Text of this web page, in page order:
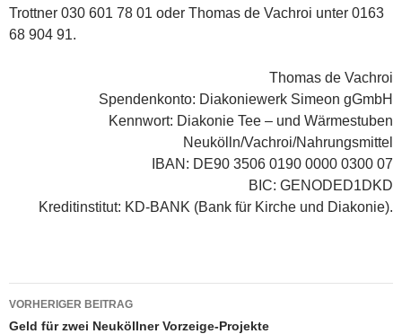
Trottner 030 601 78 01 oder Thomas de Vachroi unter 0163
68 904 91.
Thomas de Vachroi
Spendenkonto: Diakoniewerk Simeon gGmbH
Kennwort: Diakonie Tee – und Wärmestuben
Neukölln/Vachroi/Nahrungsmittel
IBAN: DE90 3506 0190 0000 0300 07
BIC: GENODED1DKD
Kreditinstitut: KD-BANK (Bank für Kirche und Diakonie).
Beitragsnavigation
VORHERIGER BEITRAG
Geld für zwei Neuköllner Vorzeige-Projekte